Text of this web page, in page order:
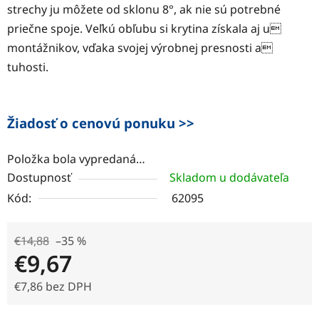
strechy ju môžete od sklonu 8°, ak nie sú potrebné
priečne spoje. Veľkú obľubu si krytina získala aj u
montážnikov, vďaka svojej výrobnej presnosti a
tuhosti.
Žiadosť o cenovú ponuku >>
Položka bola vypredaná…
Dostupnosť
Skladom u dodávateľa
Kód:
62095
€14,88 –35 %
€9,67
€7,86 bez DPH